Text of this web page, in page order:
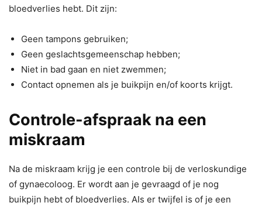
bloedverlies hebt. Dit zijn:
Geen tampons gebruiken;
Geen geslachtsgemeenschap hebben;
Niet in bad gaan en niet zwemmen;
Contact opnemen als je buikpijn en/of koorts krijgt.
Controle-afspraak na een
miskraam
Na de miskraam krijg je een controle bij de verloskundige
of gynaecoloog. Er wordt aan je gevraagd of je nog
buikpijn hebt of bloedverlies. AIs er twijfel is of je een